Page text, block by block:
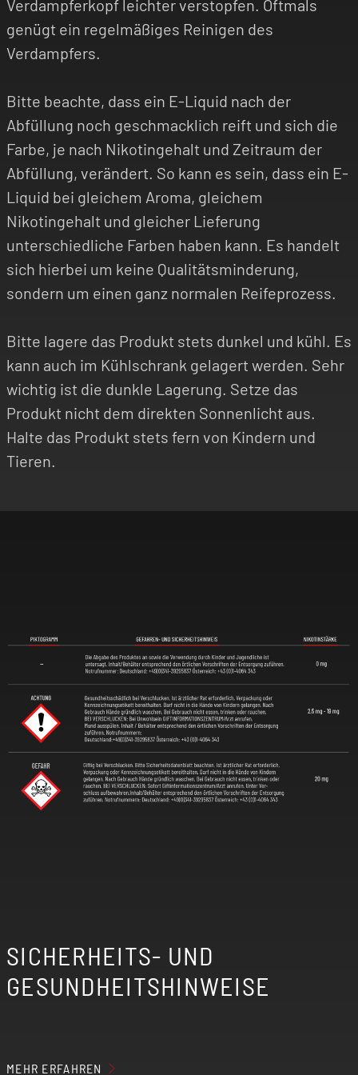
Verdampferkopf leichter verstopfen. Oftmals
genügt ein regelmäßiges Reinigen des
Verdampfers.
Bitte beachte, dass ein E-Liquid nach der
Abfüllung noch geschmacklich reift und sich die
Farbe, je nach Nikotingehalt und Zeitraum der
Abfüllung, verändert. So kann es sein, dass ein E-
Liquid bei gleichem Aroma, gleichem
Nikotingehalt und gleicher Lieferung
unterschiedliche Farben haben kann. Es handelt
sich hierbei um keine Qualitätsminderung,
sondern um einen ganz normalen Reifeprozess.
Bitte lagere das Produkt stets dunkel und kühl. Es
kann auch im Kühlschrank gelagert werden. Sehr
wichtig ist die dunkle Lagerung. Setze das
Produkt nicht dem direkten Sonnenlicht aus.
Halte das Produkt stets fern von Kindern und
Tieren.
SICHERHEITS- UND
GESUNDHEITSHINWEISE
MEHR ERFAHREN